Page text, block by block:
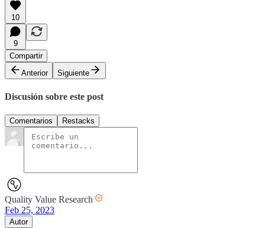
10
9
Compartir
Anterior
Siguiente
Discusión sobre este post
Comentarios Restacks
Quality Value Research
Feb 25, 2023
Autor